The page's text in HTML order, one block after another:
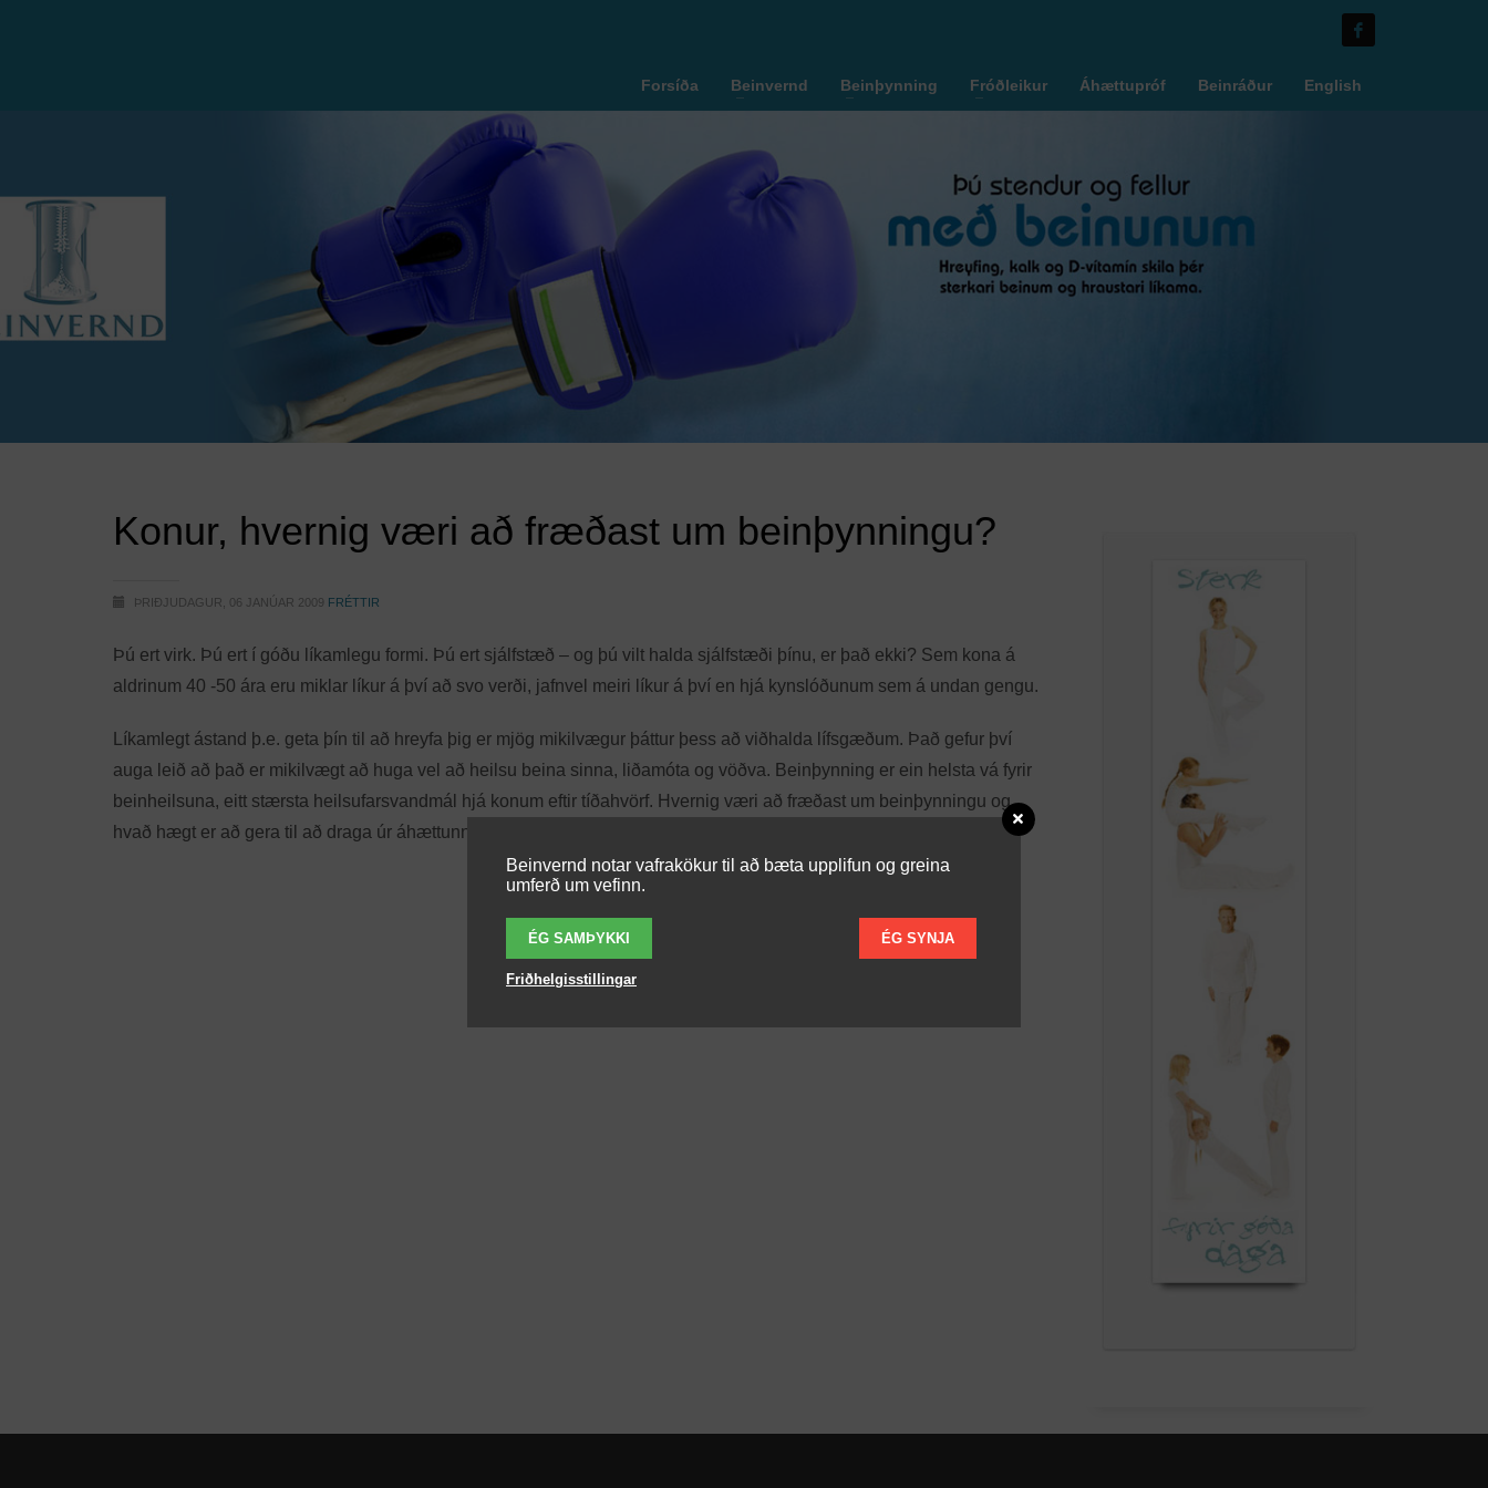
Forsíða Beinvernd Beinþynning Fróðleikur Áhættupróf Beinráður English
Konur, hvernig væri að fræðast um beinþynningu?
ÞRIÐJUDAGUR, 06 JANÚAR 2009 FRÉTTIR
Þú ert virk. Þú ert í góðu líkamlegu formi. Þú ert sjálfstæð – og þú vilt halda sjálfstæði þínu, er það ekki? Sem kona á
aldrinum 40 -50 ára eru miklar líkur á því að svo verði, jafnvel meiri líkur á því en hjá kynslóðunum sem á undan gengu.
Líkamlegt ástand þ.e. geta þín til að hreyfa þig er mjög mikilvægur þáttur þess að viðhalda lífsgæðum. Það gefur því
auga leið að það er mikilvægt að huga vel að heilsu beina sinna, liðamóta og vöðva. Beinþynning er ein helsta vá fyrir
beinheilsuna, eitt stærsta heilsufarsvandmál hjá konum eftir tíðahvörf. Hvernig væri að fræðast um beinþynningu og
hvað hægt er að gera til að draga úr áhættunni á að verða henni að bráð. Taktu áhættupróf um beinþynningu
Beinvernd notar vafrakökur til að bæta upplifun og greina
umferð um vefinn.
ÉG SAMÞYKKI ÉG SYNJA
Friðhelgisstillingar